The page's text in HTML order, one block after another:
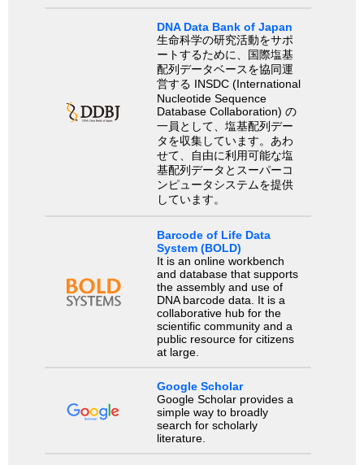
DNA Data Bank of Japan
生命科学の研究活動をサポ
ートするために、国際塩基
配列データベースを協同運
営する INSDC (International
Nucleotide Sequence
Database Collaboration) の
一員として、塩基配列デー
タを収集しています。あわ
せて、自由に利用可能な塩
基配列データとスーパーコ
ンピュータシステムを提供
しています。
Barcode of Life Data
System (BOLD)
It is an online workbench
and database that supports
the assembly and use of
DNA barcode data. It is a
collaborative hub for the
scientific community and a
public resource for citizens
at large.
Google Scholar
Google Scholar provides a
simple way to broadly
search for scholarly
literature.